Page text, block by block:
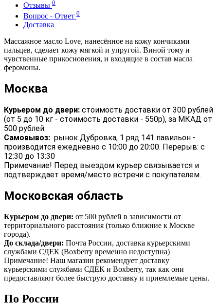
Отзывы 0
Вопрос - Ответ 0
Доставка
Массажное масло Love, нанесённое на кожу кончиками
пальцев, сделает кожу мягкой и упругой. Виной тому и
чувственные прикосновения, и входящие в состав масла
феромоны.
Москва
Курьером до двери: стоимость доставки от 300 рублей
(от 5 до 10 кг - стоимость доставки - 550р), за МКАД от
500 рублей.
Самовывоз: рынок Дубровка, 1 ряд 141 павильон -
производится ежедневно с 10:00 до 20:00. Перерыв: с
12:30 до 13:30
Примечание! Перед выездом курьер связывается и
подтверждает время/место встречи с покупателем.
Московская область
Курьером до двери: от 500 рублей в зависимости от
территориального расстояния (только ближние к Москве
города).
До склада/двери: Почта России, доставка курьерскими
службами СДЕК (Boxberry временно недоступна)
Примечание! Наш магазин рекомендует доставку
курьерскими службами СДЕК и Boxberry, так как они
предоставляют более быструю доставку и приемлемые цены.
По России